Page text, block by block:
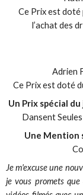
Ce Prix est doté
l’achat des
Adrien
Ce Prix est doté
Un Prix spécial
Dansent Seules
Une Mention
Je m'excuse une
je vous promets